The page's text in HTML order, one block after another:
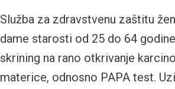
Služba za zdravstvenu zaštitu
dame starosti od 25 do 64
skrining na rano otkrivanje
materice, odnosno PAPA test.